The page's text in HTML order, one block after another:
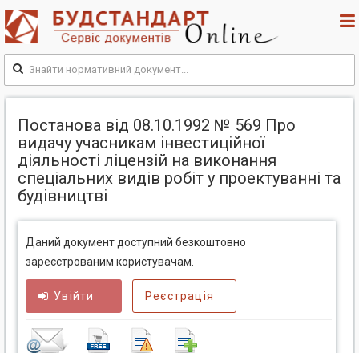
Постанова від 08.10.1992 № 569 Про
видачу учасникам інвестиційної
діяльності ліцензій на виконання
спеціальних видів робіт у проектуванні та
будівництві
Даний документ доступний безкоштовно
зареєстрованим користувачам.
Увійти Реєстрація